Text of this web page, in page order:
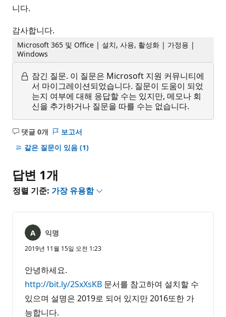
니다.
감사합니다.
Microsoft 365 및 Office | 설치, 사용, 활성화 | 가정용 |
Windows
잠긴 질문. 이 질문은 Microsoft 지원 커뮤니티에
서 마이그레이션되었습니다. 질문이 도움이 되었
는지 여부에 대해 응답할 수는 있지만, 메모나 회
신을 추가하거나 질문을 따를 수는 없습니다.
댓글 0개
설
명
음
보고서
같은 질문이 있음 (1)
답변 1개
정렬 기준: 가장 유용함
익명
2019년 11월 15일 오전 1:23
안녕하세요.
http://bit.ly/2SxXsKB 문서를 참고하여 설치할 수
있으며 설명은 2019로 되어 있지만 2016또한 가
능합니다.